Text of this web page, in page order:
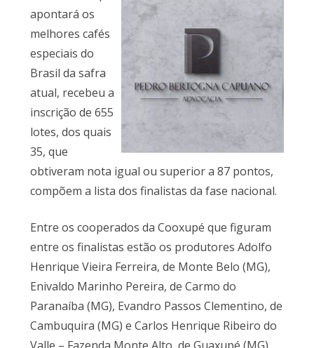
apontará os
melhores cafés
especiais do
Brasil da safra
atual, recebeu a
inscrição de 655
lotes, dos quais
35, que
obtiveram nota igual ou superior a 87 pontos,
compõem a lista dos finalistas da fase nacional.
Entre os cooperados da Cooxupé que figuram
entre os finalistas estão os produtores Adolfo
Henrique Vieira Ferreira, de Monte Belo (MG),
Enivaldo Marinho Pereira, de Carmo do
Paranaíba (MG), Evandro Passos Clementino, de
Cambuquira (MG) e Carlos Henrique Ribeiro do